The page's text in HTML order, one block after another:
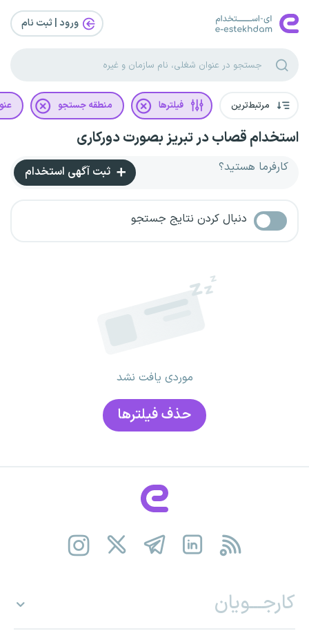
ورود | ثبت‌ نام
مرتبط‌ترین فیلترها منطقه جستجو
استخدام قصاب در تبریز بصورت دورکاری
کارفرما هستید؟ ثبت آگهی استخدام
دنبال کردن نتایج جستجو
موردی یافت نشد
حذف فیلتر‌ها
کارجـــویان